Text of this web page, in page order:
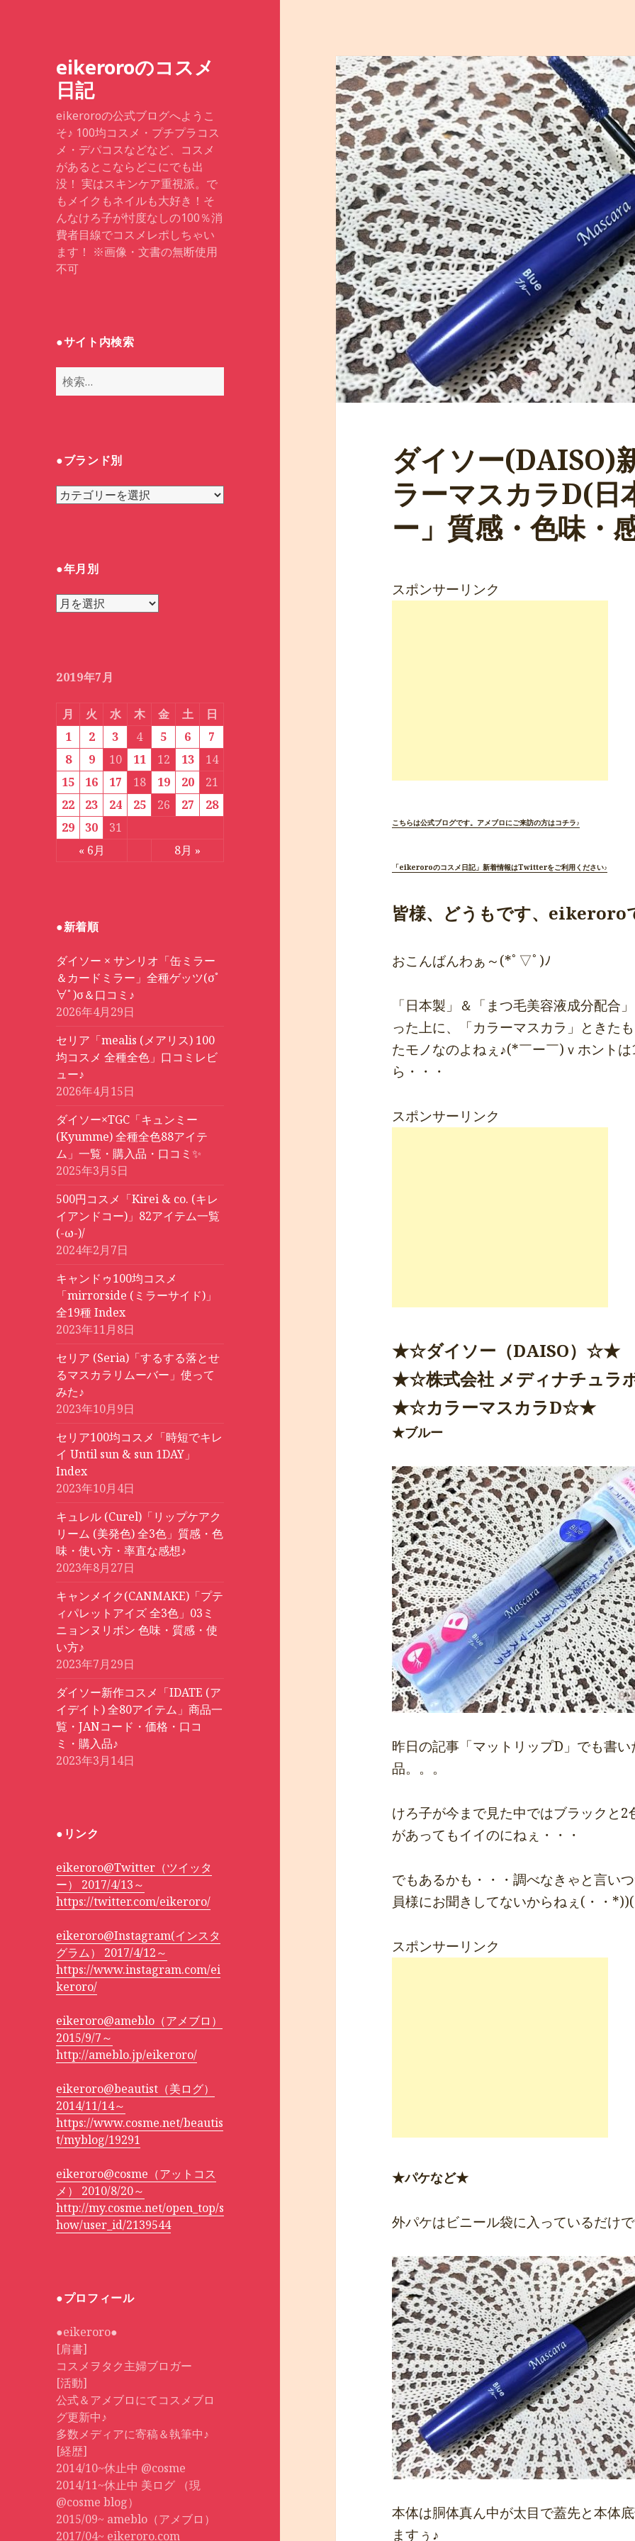
eikeroroのコスメ
日記
eikeroroの公式ブログへようこ
そ♪ 100均コスメ・プチプラコス
メ・デパコスなどなど、コスメ
があるとこならどこにでも出
没！ 実はスキンケア重視派。で
もメイクもネイルも大好き！そ
んなけろ子が忖度なしの100％消
費者目線でコスメレポしちゃい
ます！ ※画像・文書の無断使用
不可
●サイト内検索
検
索
●ブランド別
●
ド
●年月別
●
2019年7月
月 火 水 木 金 土 日
« 6月 8月 »
1 2 3 4 5 6
7
8
9 10 11 12 13
14
15
16 17 18 19 20
21
22
23 24 25 26 27
28
29
30 31
●新着順
ダイソー × サンリオ「缶ミラー
＆カードミラー」全種ゲッツ(σﾟ
∀ﾟ)σ＆口コミ♪
2026年4月29日
セリア「mealis (メアリス) 100
均コスメ 全種全色」口コミレビ
ュー♪
2026年4月15日
ダイソー×TGC「キュンミー
(Kyumme) 全種全色88アイテ
ム」一覧・購入品・口コミ✨
2025年3月5日
500円コスメ「Kirei & co. (キレ
イアンドコー)」82アイテム一覧
(-ω-)/
2024年2月7日
キャンドゥ100均コスメ
「mirrorside (ミラーサイド)」
全19種 Index
2023年11月8日
セリア (Seria)「するする落とせ
るマスカラリムーバー」使って
みた♪
2023年10月9日
セリア100均コスメ「時短でキレ
イ Until sun & sun 1DAY」
Index
2023年10月4日
キュレル (Curel)「リップケアク
リーム (美発色) 全3色」質感・色
味・使い方・率直な感想♪
2023年8月27日
キャンメイク(CANMAKE)「プテ
ィパレットアイズ 全3色」03ミ
ニョンヌリボン 色味・質感・使
い方♪
2023年7月29日
ダイソー新作コスメ「IDATE (ア
イデイト) 全80アイテム」商品一
覧・JANコード・価格・口コ
ミ・購入品♪
2023年3月14日
●リンク
eikeroro@Twitter（ツイッタ
ー） 2017/4/13～
https://twitter.com/eikeroro/
eikeroro@Instagram(インスタ
グラム） 2017/4/12～
https://www.instagram.com/ei
keroro/
eikeroro@ameblo（アメブロ）
2015/9/7～
http://ameblo.jp/eikeroro/
eikeroro@beautist（美ログ）
2014/11/14～
https://www.cosme.net/beautis
t/myblog/19291
eikeroro@cosme（アットコス
メ） 2010/8/20～
http://my.cosme.net/open_top/s
how/user_id/2139544
●プロフィール
●eikeroro●
[肩書]
コスメヲタク主婦ブロガー
[活動]
公式＆アメブロにてコスメブロ
グ更新中♪
多数メディアに寄稿＆執筆中♪
[経歴]
2014/10~休止中 @cosme
2014/11~休止中 美ログ （現
@cosme blog）
2015/09~ ameblo（アメブロ）
2017/04~ eikeroro.com
ダイソー(DAISO)
ラーマスカラD(日
ー」質感・色味・
スポンサーリンク
こちらは公式ブログです。アメブロにご来訪の方はコチラ♪
「eikeroroのコスメ日記」新着情報はTwitterをご利用ください♪
皆様、どうもです、eikeroro
おこんばんわぁ～(*ﾟ▽ﾟ)ﾉ
「日本製」＆「まつ毛美容液成分配合
った上に、「カラーマスカラ」ときた
たモノなのよねぇ♪(*￣ー￣)ｖホント
ら・・・
スポンサーリンク
★☆ダイソー（DAISO）☆★
★☆株式会社 メディナチュ
★☆カラーマスカラD☆★
★ブルー
昨日の記事「マットリップD」でも書
品。。。
けろ子が今まで見た中ではブラックと
があってもイイのにねぇ・・・
でもあるかも・・・調べなきゃと言い
員様にお聞きしてないからねぇ(・・
スポンサーリンク
★パケなど★
外パケはビニール袋に入っているだけ
本体は胴体真ん中が太目で蓋先と本体
ますぅ♪